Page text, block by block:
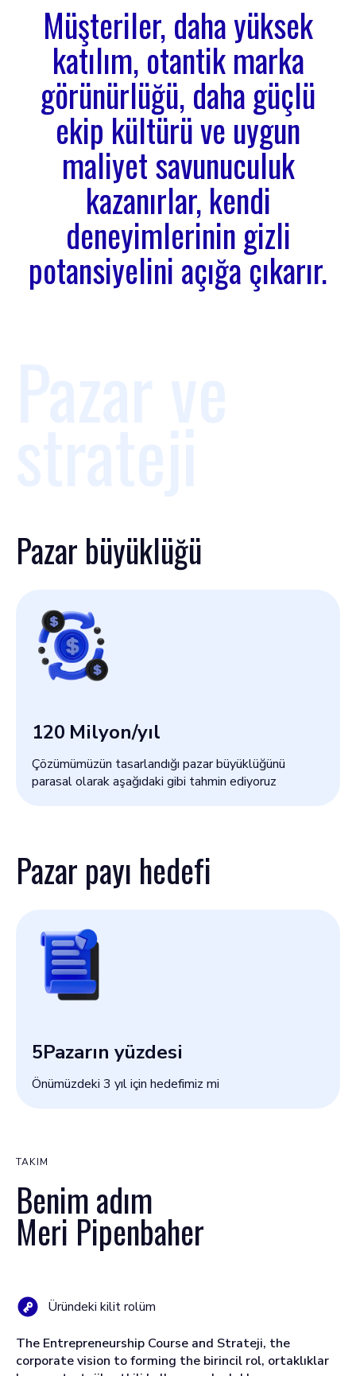
Müşteriler, daha yüksek
katılım, otantik marka
görünürlüğü, daha güçlü
ekip kültürü ve uygun
maliyet savunuculuk
kazanırlar, kendi
deneyimlerinin gizli
potansiyelini açığa çıkarır.
Pazar büyüklüğü
120 Milyon/yıl
Çözümümüzün tasarlandığı pazar büyüklüğünü
parasal olarak aşağıdaki gibi tahmin ediyoruz
Pazar payı hedefi
5Pazarın yüzdesi
Önümüzdeki 3 yıl için hedefimiz mi
TAKIM
Benim adım
Meri Pipenbaher
Üründeki kilit rolüm
The Entrepreneurship Course and Strateji, the
corporate vision to forming the birincil rol, ortaklıklar